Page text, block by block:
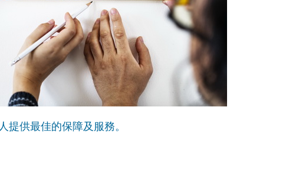
提供最佳的保障及服務。